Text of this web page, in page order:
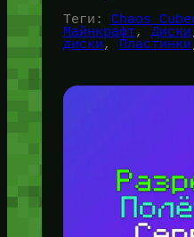
Теги: Chaos
Майнкрафт, Диски
диски, Пластинки